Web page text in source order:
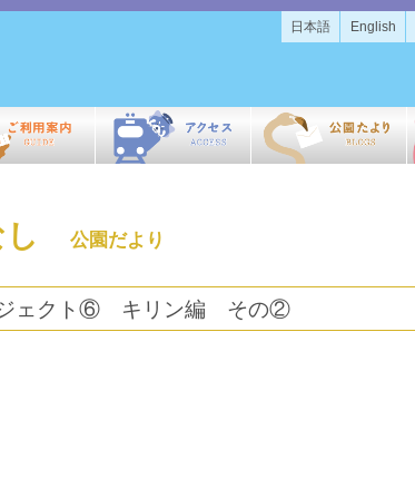
日本語 English
し 公園だより
ェクト⑥ キリン編 その②